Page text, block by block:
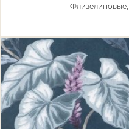
Флизелиновые,